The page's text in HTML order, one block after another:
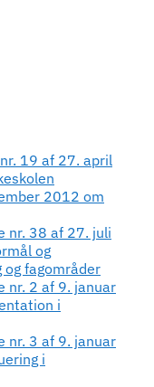
19 af 27. april
2012 om
nr. 38 af 27. juli
og
fagområder
nr. 2 af 9. januar
i
nr. 3 af 9. januar
i